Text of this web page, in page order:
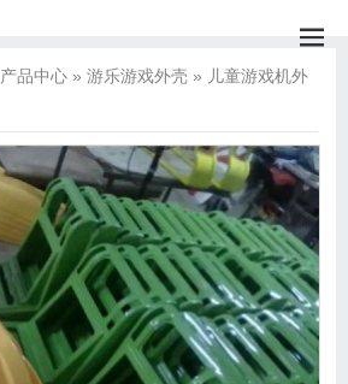
产品中心 » 游乐游戏外壳 » 儿童游戏机外